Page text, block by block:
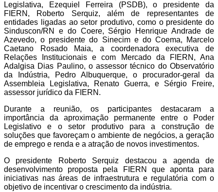
Legislativa, Ezequiel Ferreira (PSDB), o presidente da
FIERN, Roberto Serquiz, além de representantes de
entidades ligadas ao setor produtivo, como o presidente do
Sinduscon/RN e do Coere, Sérgio Henrique Andrade de
Azevedo, o presidente do Sinecim e do Coema, Marcelo
Caetano Rosado Maia, a coordenadora executiva de
Relações Institucionais e com Mercado da FIERN, Ana
Adalgisa Dias Paulino, o assessor técnico do Observatório
da Indústria, Pedro Albuquerque, o procurador-geral da
Assembleia Legislativa, Renato Guerra, e Sérgio Freire,
assessor jurídico da FIERN.
Durante a reunião, os participantes destacaram a
importância da aproximação permanente entre o Poder
Legislativo e o setor produtivo para a construção de
soluções que favoreçam o ambiente de negócios, a geração
de emprego e renda e a atração de novos investimentos.
O presidente Roberto Serquiz destacou a agenda de
desenvolvimento proposta pela FIERN que aponta para
iniciativas nas áreas de infraestrutura e regulatória com o
objetivo de incentivar o crescimento da indústria.